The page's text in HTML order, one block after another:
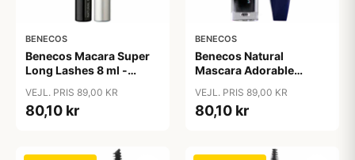
BENECOS
Benecos Macara Super
Long Lashes 8 ml -
VEJL. PRIS 89,00 KR
80,10 kr
BENECOS
Benecos Natural
Mascara Adorable
Ocean
VEJL. PRIS 89,00 KR
80,10 kr